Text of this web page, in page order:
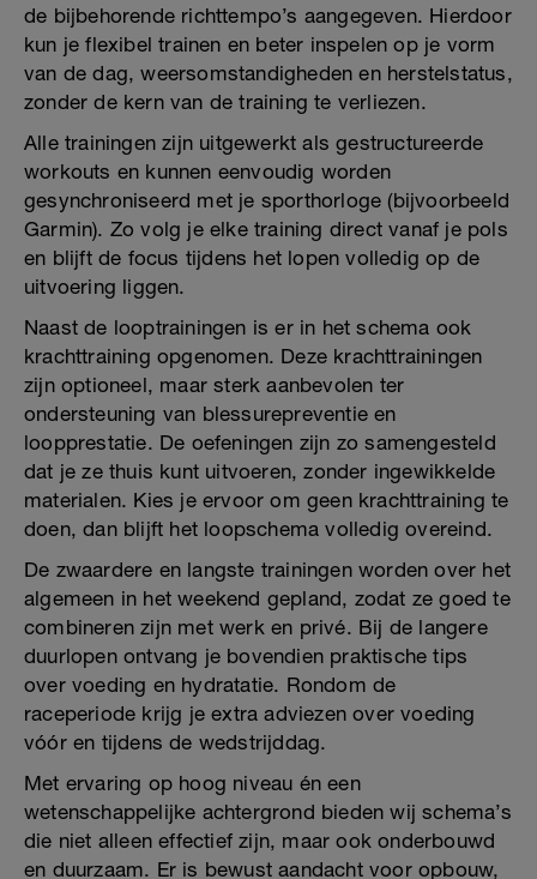
de bijbehorende richttempo’s aangegeven. Hierdoor
kun je flexibel trainen en beter inspelen op je vorm
van de dag, weersomstandigheden en herstelstatus,
zonder de kern van de training te verliezen.
Alle trainingen zijn uitgewerkt als gestructureerde
workouts en kunnen eenvoudig worden
gesynchroniseerd met je sporthorloge (bijvoorbeeld
Garmin). Zo volg je elke training direct vanaf je pols
en blijft de focus tijdens het lopen volledig op de
uitvoering liggen.
Naast de looptrainingen is er in het schema ook
krachttraining opgenomen. Deze krachttrainingen
zijn optioneel, maar sterk aanbevolen ter
ondersteuning van blessurepreventie en
loopprestatie. De oefeningen zijn zo samengesteld
dat je ze thuis kunt uitvoeren, zonder ingewikkelde
materialen. Kies je ervoor om geen krachttraining te
doen, dan blijft het loopschema volledig overeind.
De zwaardere en langste trainingen worden over het
algemeen in het weekend gepland, zodat ze goed te
combineren zijn met werk en privé. Bij de langere
duurlopen ontvang je bovendien praktische tips
over voeding en hydratatie. Rondom de
raceperiode krijg je extra adviezen over voeding
vóór en tijdens de wedstrijddag.
Met ervaring op hoog niveau én een
wetenschappelijke achtergrond bieden wij schema’s
die niet alleen effectief zijn, maar ook onderbouwd
en duurzaam. Er is bewust aandacht voor opbouw,